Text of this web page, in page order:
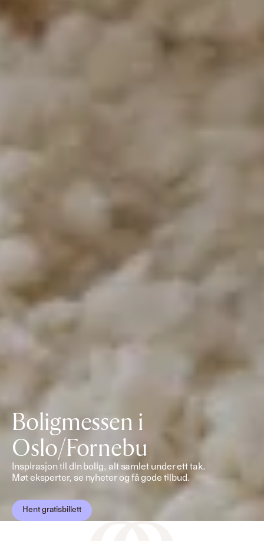
Boligmessen i
Oslo/Fornebu
Inspirasjon til din bolig, alt samlet under ett tak.
Møt eksperter, se nyheter og få gode tilbud.
Hent gratisbillett